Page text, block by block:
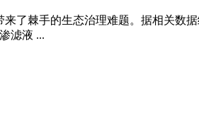
了棘手的生态治理难题。据相关数
滤液 ...